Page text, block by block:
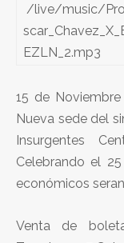
/live/music/
EZLN_2.mp3
15 de
Nueva sede del
Insurgentes
Celebrando el
económicos
Venta de